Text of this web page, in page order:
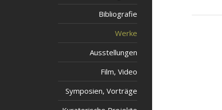
Bibliografie
Werke
Ausstellungen
Film, Video
Symposien, Vorträge